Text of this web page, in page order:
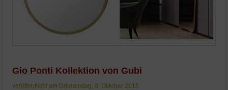
Gio Ponti Kollektion von Gubi
veröffentlicht am Donnerstag, 8. Oktober 2015